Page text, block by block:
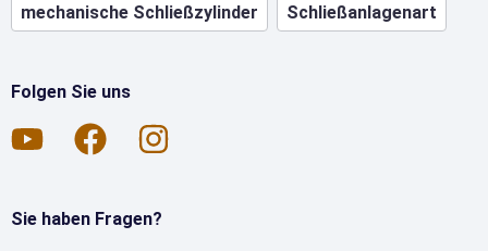
mechanische Schließzylinder Schließanlagenart
Folgen Sie uns
Sie haben Fragen?